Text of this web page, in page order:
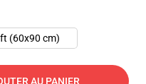
(60x90 cm)
AU PANIER